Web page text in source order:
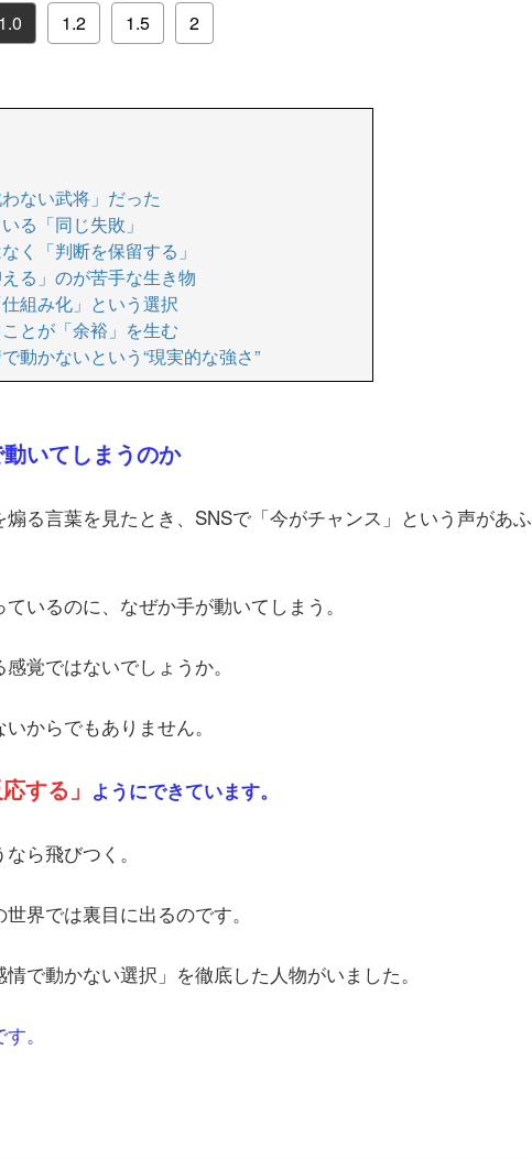
1.0
1.2 1.5 2
ない武将」だった
る「同じ失敗」
く「判断を保留する」
る」のが苦手な生き物
組み化」という選択
とが「余裕」を生む
で動かないという“現実的な強さ”
いてしまうのか
る言葉を見たとき、SNSで「今がチャンス」という声があふ
いるのに、なぜか手が動いてしまう。
覚ではないでしょうか。
からでもありません。
する」 ようにできています。
ら飛びつく。
界では裏目に出るのです。
で動かない選択」を徹底した人物がいました。
。